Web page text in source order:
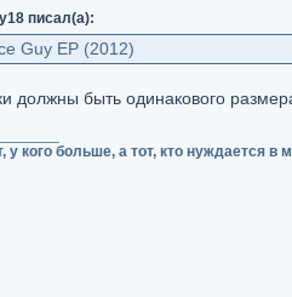
писал(а):
Guy EP (2012)
должны быть одинакового
у кого больше, а тот, кто нуждается в